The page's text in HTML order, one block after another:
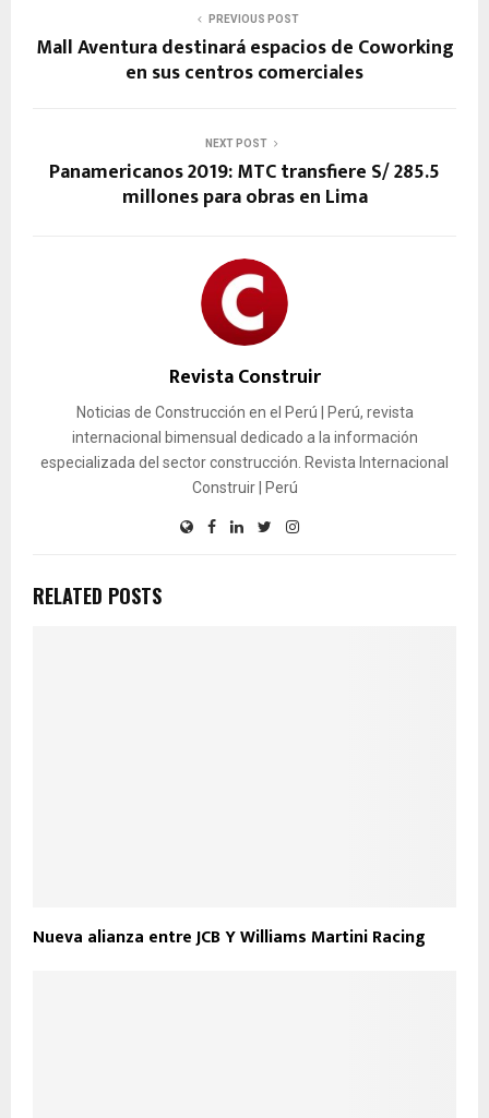
PREVIOUS POST
Mall Aventura destinará espacios de Coworking
en sus centros comerciales
NEXT POST
Panamericanos 2019: MTC transfiere S/ 285.5
millones para obras en Lima
Revista Construir
Noticias de Construcción en el Perú | Perú, revista
internacional bimensual dedicado a la información
especializada del sector construcción. Revista Internacional
Construir | Perú
RELATED POSTS
Nueva alianza entre JCB Y Williams Martini Racing